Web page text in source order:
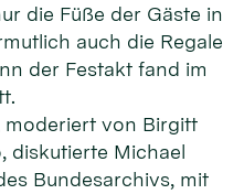
die Füße der Gäste in
auch die Regale
der Festakt fand im
moderiert von Birgitt
diskutierte Michael
Bundesarchivs, mit